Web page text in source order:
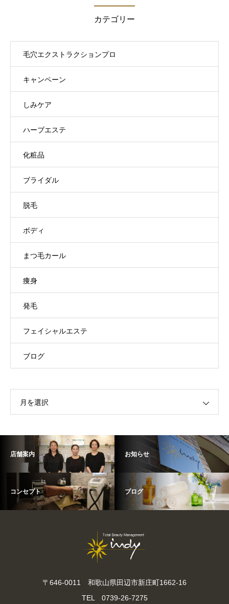
カテゴリー
毛穴エクストラクションプロ
キャンペーン
しみケア
ハーブエステ
化粧品
ブライダル
脱毛
ボディ
まつ毛カール
痩身
発毛
フェイシャルエステ
ブログ
月を選択
店舗案内 お知らせ
コンセプト ブログ
〒646-0011 和歌山県田辺市新庄町1662-16
TEL 0739-26-7275